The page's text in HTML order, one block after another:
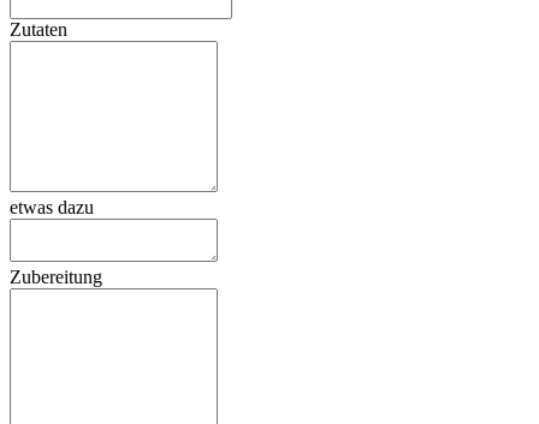
Zutaten
etwas dazu
Zubereitung